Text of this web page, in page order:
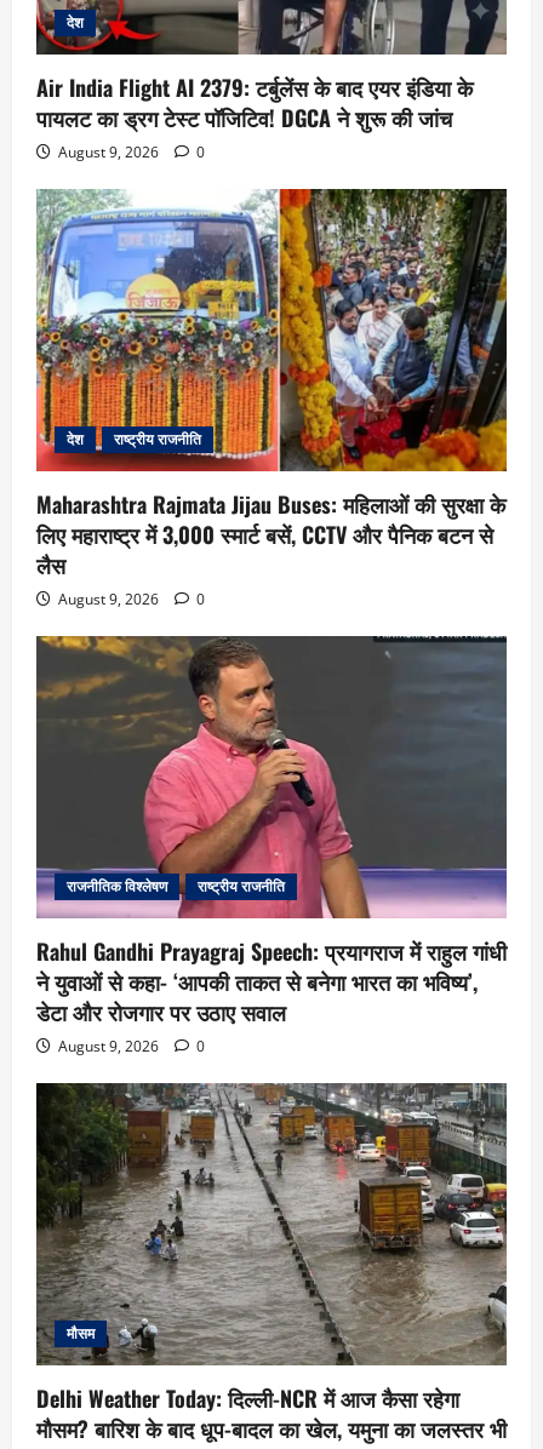
देश
Air India Flight AI 2379: टर्बुलेंस के बाद एयर इंडिया के
पायलट का ड्रग टेस्ट पॉजिटिव! DGCA ने शुरू की जांच
August 9, 2026 0
देश राष्ट्रीय राजनीति
Maharashtra Rajmata Jijau Buses: महिलाओं की सुरक्षा के
लिए महाराष्ट्र में 3,000 स्मार्ट बसें, CCTV और पैनिक बटन से
लैस
August 9, 2026 0
राजनीतिक विश्लेषण राष्ट्रीय राजनीति
Rahul Gandhi Prayagraj Speech: प्रयागराज में राहुल गांधी
ने युवाओं से कहा- ‘आपकी ताकत से बनेगा भारत का भविष्य’,
डेटा और रोजगार पर उठाए सवाल
August 9, 2026 0
मौसम
Delhi Weather Today: दिल्ली-NCR में आज कैसा रहेगा
मौसम? बारिश के बाद धूप-बादल का खेल, यमुना का जलस्तर भी